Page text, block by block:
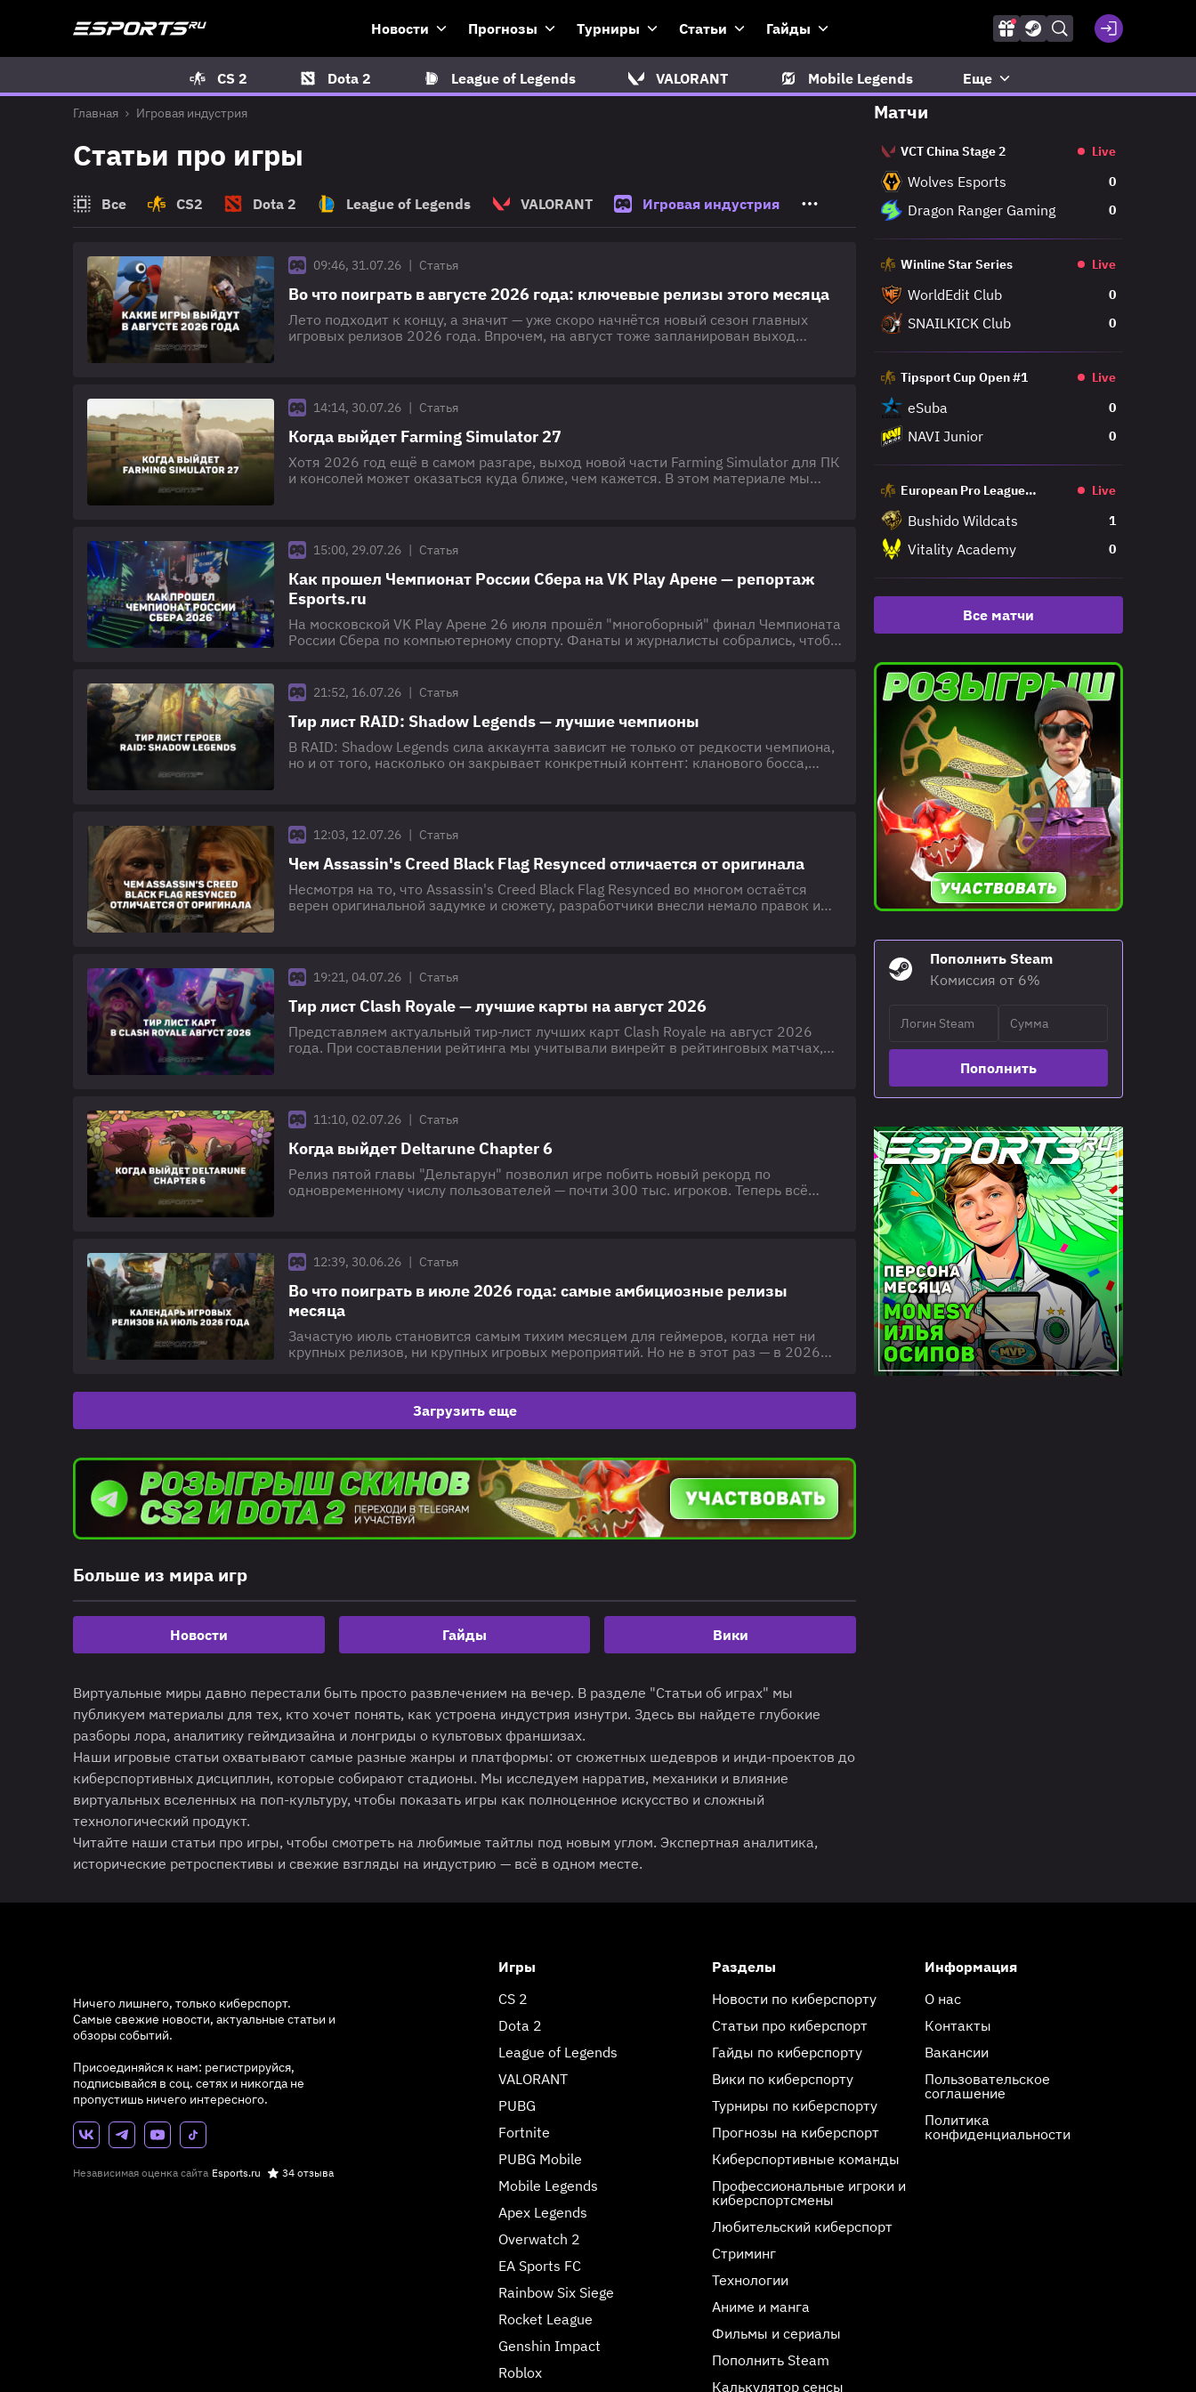
Новости Прогнозы Турниры Статьи Гайды
CS 2 Dota 2 League of Legends VALORANT Mobile Legends Еще
Главная Игровая индустрия
Статьи про игры
Все CS2 Dota 2 League of Legends VALORANT Игровая индустрия
09:46, 31.07.26 | Статья
Во что поиграть в августе 2026 года: ключевые релизы этого месяца
Лето подходит к концу, а значит — уже скоро начнётся новый сезон главных
игровых релизов 2026 года. Впрочем, на август тоже запланирован выход
14:14, 30.07.26 | Статья
Когда выйдет Farming Simulator 27
Хотя 2026 год ещё в самом разгаре, выход новой части Farming Simulator для ПК
и консолей может оказаться куда ближе, чем кажется. В этом материале мы
15:00, 29.07.26 | Статья
Как прошел Чемпионат России Сбера на VK Play Арене — репортаж
Esports.ru
На московской VK Play Арене 26 июля прошёл "многоборный" финал Чемпионата
России Сбера по компьютерному спорту. Фанаты и журналисты собрались, чтобы
миллиона рублей. Также в рамках ивента прошел и специальный турнир по Tanks
21:52, 16.07.26 | Статья
Тир лист RAID: Shadow Legends — лучшие чемпионы
В RAID: Shadow Legends сила аккаунта зависит не только от редкости чемпиона,
но и от того, насколько он закрывает конкретный контент: кланового босса,
Legends 🏆 Тир-лист — это полезный инструмент, который помогает
12:03, 12.07.26 | Статья
Чем Assassin's Creed Black Flag Resynced отличается от оригинала
Несмотря на то, что Assassin's Creed Black Flag Resynced во многом остаётся
верен оригинальной задумке и сюжету, разработчики внесли немало правок и
технические отличия Одним из главных отличий Resynced
19:21, 04.07.26 | Статья
Тир лист Clash Royale — лучшие карты на август 2026
Представляем актуальный тир-лист лучших карт Clash Royale на август 2026
года. При составлении рейтинга мы учитывали винрейт в рейтинговых матчах,
Рояль" Тир-лист Клеш Рояль
11:10, 02.07.26 | Статья
Когда выйдет Deltarune Chapter 6
Релиз пятой главы "Дельтарун" позволил игре побить новый рекорд по
одновременному числу пользователей — почти 300 тыс. игроков. Теперь всё
информации. Что известно о
12:39, 30.06.26 | Статья
Во что поиграть в июле 2026 года: самые амбициозные релизы
месяца
Зачастую июль становится самым тихим месяцем для геймеров, когда нет ни
крупных релизов, ни крупных игровых мероприятий. Но не в этот раз — в 2026
Загрузить еще
Больше из мира игр
Новости Гайды Вики
Виртуальные миры давно перестали быть просто развлечением на вечер. В разделе "Статьи об играх" мы
публикуем материалы для тех, кто хочет понять, как устроена индустрия изнутри. Здесь вы найдете глубокие
разборы лора, аналитику геймдизайна и лонгриды о культовых франшизах.
Наши игровые статьи охватывают самые разные жанры и платформы: от сюжетных шедевров и инди-проектов до
киберспортивных дисциплин, которые собирают стадионы. Мы исследуем нарратив, механики и влияние
виртуальных вселенных на поп-культуру, чтобы показать игры как полноценное искусство и сложный
технологический продукт.
Читайте наши статьи про игры, чтобы смотреть на любимые тайтлы под новым углом. Экспертная аналитика,
исторические ретроспективы и свежие взгляды на индустрию — всё в одном месте.
Матчи
VCT China Stage 2 Live
Wolves Esports 0
Dragon Ranger Gaming 0
Winline Star Series Live
WorldEdit Club 0
SNAILKICK Club 0
Tipsport Cup Open #1 Live
eSuba 0
NAVI Junior 0
European Pro League
Live
Bushido Wildcats 1
Vitality Academy 0
Все матчи
Пополнить Steam
Комиссия от 6%
Пополнить
Ничего лишнего, только киберспорт.
Самые свежие новости, актуальные статьи и
обзоры событий.
Присоединяйся к нам: регистрируйся,
подписывайся в соц. сетях и никогда не
пропустишь ничего интересного.
Независимая оценка сайта Esports.ru 34 отзыва
Игры
CS 2
Dota 2
League of Legends
VALORANT
PUBG
Fortnite
PUBG Mobile
Mobile Legends
Apex Legends
Overwatch 2
EA Sports FC
Rainbow Six Siege
Rocket League
Genshin Impact
Roblox
Разделы
Новости по киберспорту
Статьи про киберспорт
Гайды по киберспорту
Вики по киберспорту
Турниры по киберспорту
Прогнозы на киберспорт
Киберспортивные команды
Профессиональные игроки и
киберспортсмены
Любительский киберспорт
Стриминг
Технологии
Аниме и манга
Фильмы и сериалы
Пополнить Steam
Калькулятор сенсы
Информация
О нас
Контакты
Вакансии
Пользовательское
соглашение
Политика
конфиденциальности